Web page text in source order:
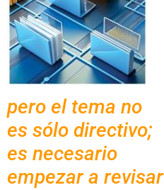
pero el tema no
es sólo directivo;
es necesario
empezar a revisar